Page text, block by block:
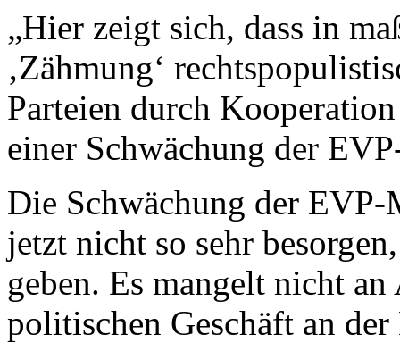
„Hier zeigt sich, dass in
‚Zähmung‘
Parteien durch
einer Schwächung der
Die Schwächung der
jetzt nicht so sehr
geben. Es mangelt nicht
politischen Geschäft an